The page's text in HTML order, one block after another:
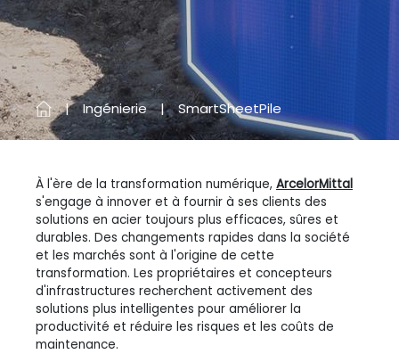
Ingénierie SmartSheetPile
À l'ère de la transformation numérique, ArcelorMittal
s'engage à innover et à fournir à ses clients des
solutions en acier toujours plus efficaces, sûres et
durables. Des changements rapides dans la société
et les marchés sont à l'origine de cette
transformation. Les propriétaires et concepteurs
d'infrastructures recherchent activement des
solutions plus intelligentes pour améliorer la
productivité et réduire les risques et les coûts de
maintenance.